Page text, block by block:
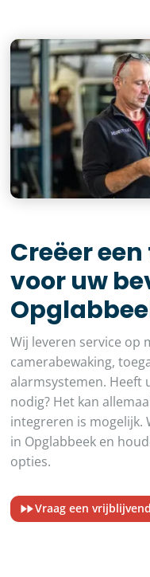
Creëer
voor uw
Wij leveren service op
camerabewaking,
alarmsystemen. Heeft
nodig? Het kan
integreren is mogelijk.
in Opglabbeek en
opties.
Vraag een